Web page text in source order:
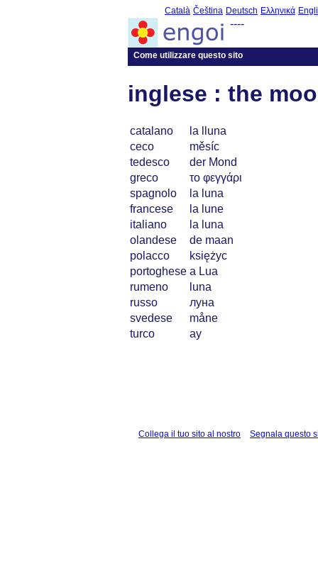
Català Čeština Deutsch Ελληνικά
----
Come utilizzare questo sito
inglese : the
catalano
la lluna
ceco
měsíc
tedesco
der Mond
greco
το φεγγάρι
spagnolo
la luna
francese
la lune
italiano
la luna
olandese
de maan
polacco
księżyc
portoghese a Lua
rumeno
luna
russo
луна
svedese
måne
turco
ay
Collega il tuo sito al nostro Segnala questo